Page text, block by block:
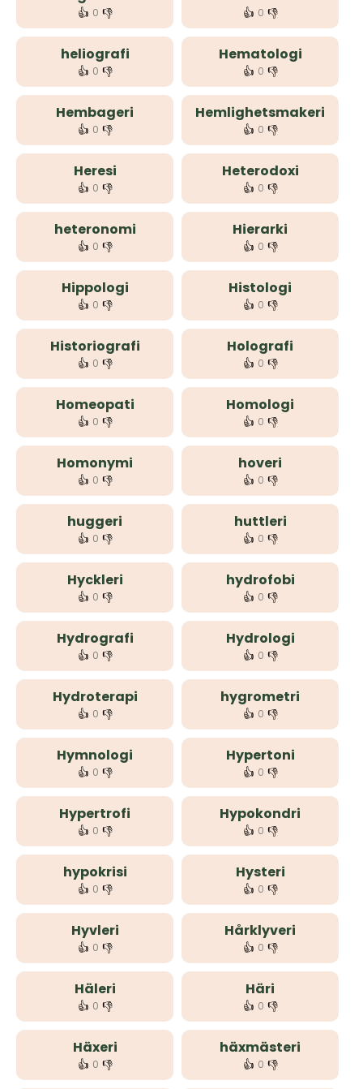
👍 0 👎 👍 0 👎
heliografi
👍 0 👎
Hematologi
👍 0 👎
Hembageri
👍 0 👎
Hemlighetsmakeri
👍 0 👎
Heresi
👍 0 👎
Heterodoxi
👍 0 👎
heteronomi
👍 0 👎
Hierarki
👍 0 👎
Hippologi
👍 0 👎
Histologi
👍 0 👎
Historiografi
👍 0 👎
Holografi
👍 0 👎
Homeopati
👍 0 👎
Homologi
👍 0 👎
Homonymi
👍 0 👎
hoveri
👍 0 👎
huggeri
👍 0 👎
huttleri
👍 0 👎
Hyckleri
👍 0 👎
hydrofobi
👍 0 👎
Hydrografi
👍 0 👎
Hydrologi
👍 0 👎
Hydroterapi
👍 0 👎
hygrometri
👍 0 👎
Hymnologi
👍 0 👎
Hypertoni
👍 0 👎
Hypertrofi
👍 0 👎
Hypokondri
👍 0 👎
hypokrisi
👍 0 👎
Hysteri
👍 0 👎
Hyvleri
👍 0 👎
Hårklyveri
👍 0 👎
Häleri
👍 0 👎
Häri
👍 0 👎
Häxeri
👍 0 👎
häxmästeri
👍 0 👎